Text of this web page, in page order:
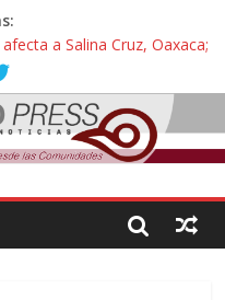
a Salina Cruz, Oaxaca;
denuncian daños de
la Universidad Bienestar de
amparo
se reúnen con titular de
de nuevo despojo de su